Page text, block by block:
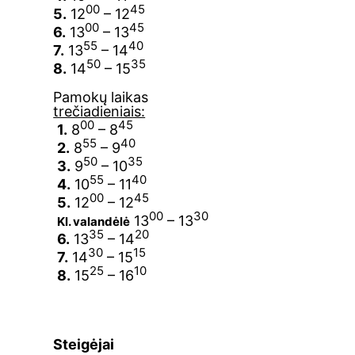
5. 1200 – 1245
6. 1300 – 1345
7. 1355 – 1440
8. 1450 – 1535
Pamokų laikas
trečiadieniais:
1. 800 – 845
2. 855 – 940
3. 950 – 1035
4. 1055 – 1140
5. 1200 – 1245
Kl. valandėlė 1300 – 1330
6. 1335 – 1420
7. 1430 – 1515
8. 1525 – 1610
Steigėjai